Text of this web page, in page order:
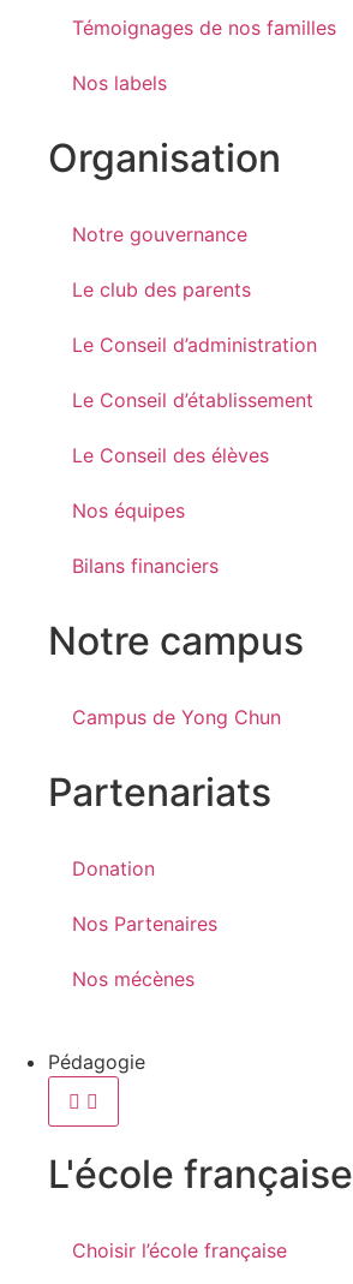
Témoignages de nos familles
Nos labels
Organisation
Notre gouvernance
Le club des parents
Le Conseil d’administration
Le Conseil d’établissement
Le Conseil des élèves
Nos équipes
Bilans financiers
Notre campus
Campus de Yong Chun
Partenariats
Donation
Nos Partenaires
Nos mécènes
Pédagogie
L'école française
Choisir l’école française